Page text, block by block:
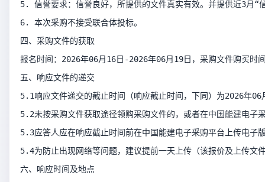
5. 信誉要求：信誉良好，所提供的文件真实有效。并提供近3月“
6. 本次采购不接受联合体投标。
四、采购文件的获取
报名时间：2026年06月16日-2026年06月19日，采购文件购买
五、响应文件的递交
5.1响应文件递交的截止时间（响应截止时间，下同）为2026年
5.2未按采购文件获取途径领购采购文件的，或者在中国能建电子
5.3应答人应在响应截止时间前在中国能建电子采购平台上传电子
5.4为防止出现网络等问题，建议提前一天上传（该报价及上传
六、响应时间及地点